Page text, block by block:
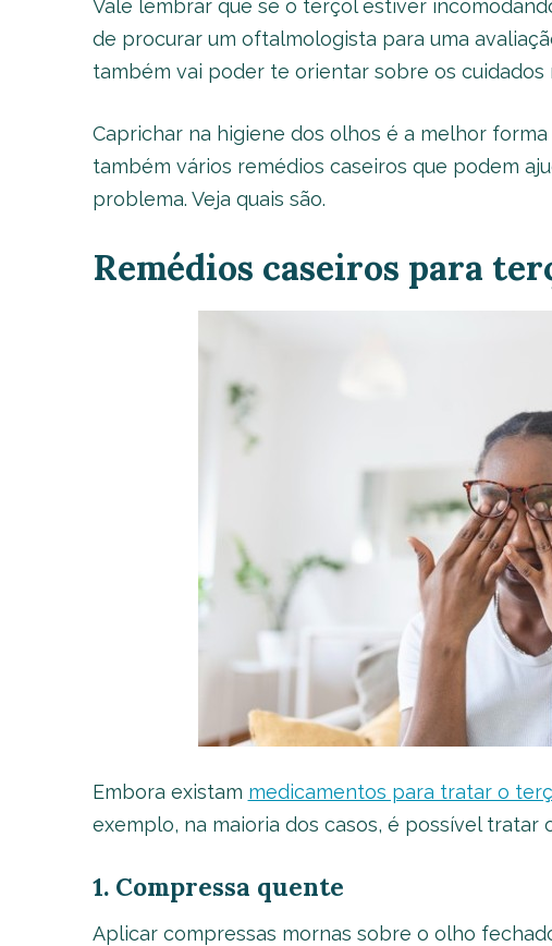
Vale lembrar que se o terçol estiver
de procurar um oftalmologista para uma
também vai poder te orientar sobre os
Caprichar na higiene dos olhos é a melhor
também vários remédios caseiros que podem
problema. Veja quais são.
Remédios caseiros para
Embora existam medicamentos para tratar o
exemplo, na maioria dos casos, é possível tratar
1. Compressa quente
Aplicar compressas mornas sobre o olho